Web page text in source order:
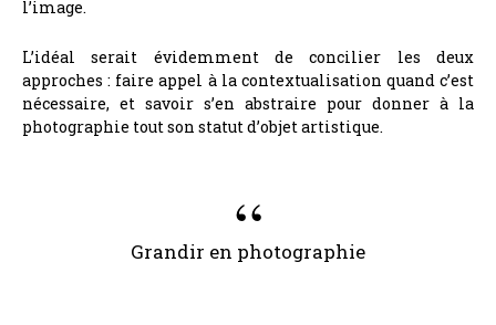
l’image.
L’idéal serait évidemment de concilier les deux
approches : faire appel à la contextualisation quand c’est
nécessaire, et savoir s’en abstraire pour donner à la
photographie tout son statut d’objet artistique.
Grandir en photographie